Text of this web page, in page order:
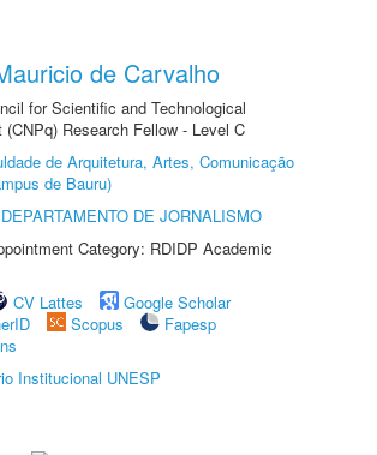
de Carvalho
for Scientific and Technological
(CNPq) Research Fellow - Level C
de Arquitetura, Artes, Comunicação
de Bauru)
DEPARTAMENTO DE JORNALISMO
Category: RDIDP Academic
CV Lattes
Google Scholar
Scopus
Fapesp
Institucional UNESP